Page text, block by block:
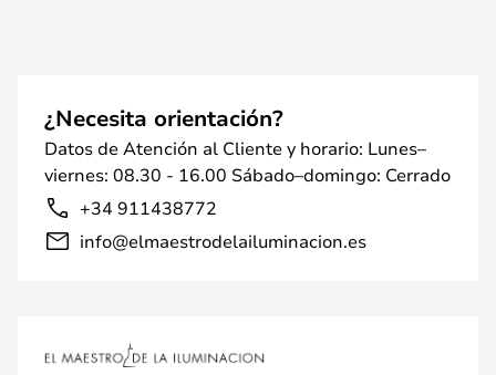
¿Necesita orientación?
Datos de Atención al Cliente y horario: Lunes–
viernes: 08.30 - 16.00 Sábado–domingo: Cerrado
+34 911438772
info@elmaestrodelailuminacion.es